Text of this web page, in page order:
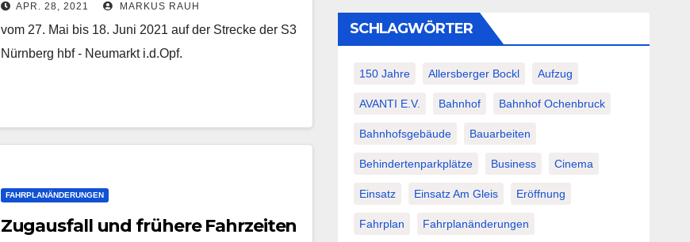
APR. 28, 2021 MARKUS RAUH
vom 27. Mai bis 18. Juni 2021 auf der Strecke der S3
Nürnberg hbf - Neumarkt i.d.Opf.
FAHRPLANÄNDERUNGEN
Zugausfall und frühere Fahrzeiten
SCHLAGWÖRTER
150 Jahre Allersberger Bockl Aufzug
AVANTI E.V. Bahnhof Bahnhof Ochenbruck
Bahnhofsgebäude Bauarbeiten
Behindertenparkplätze Business Cinema
Einsatz Einsatz Am Gleis Eröffnung
Fahrplan Fahrplanänderungen